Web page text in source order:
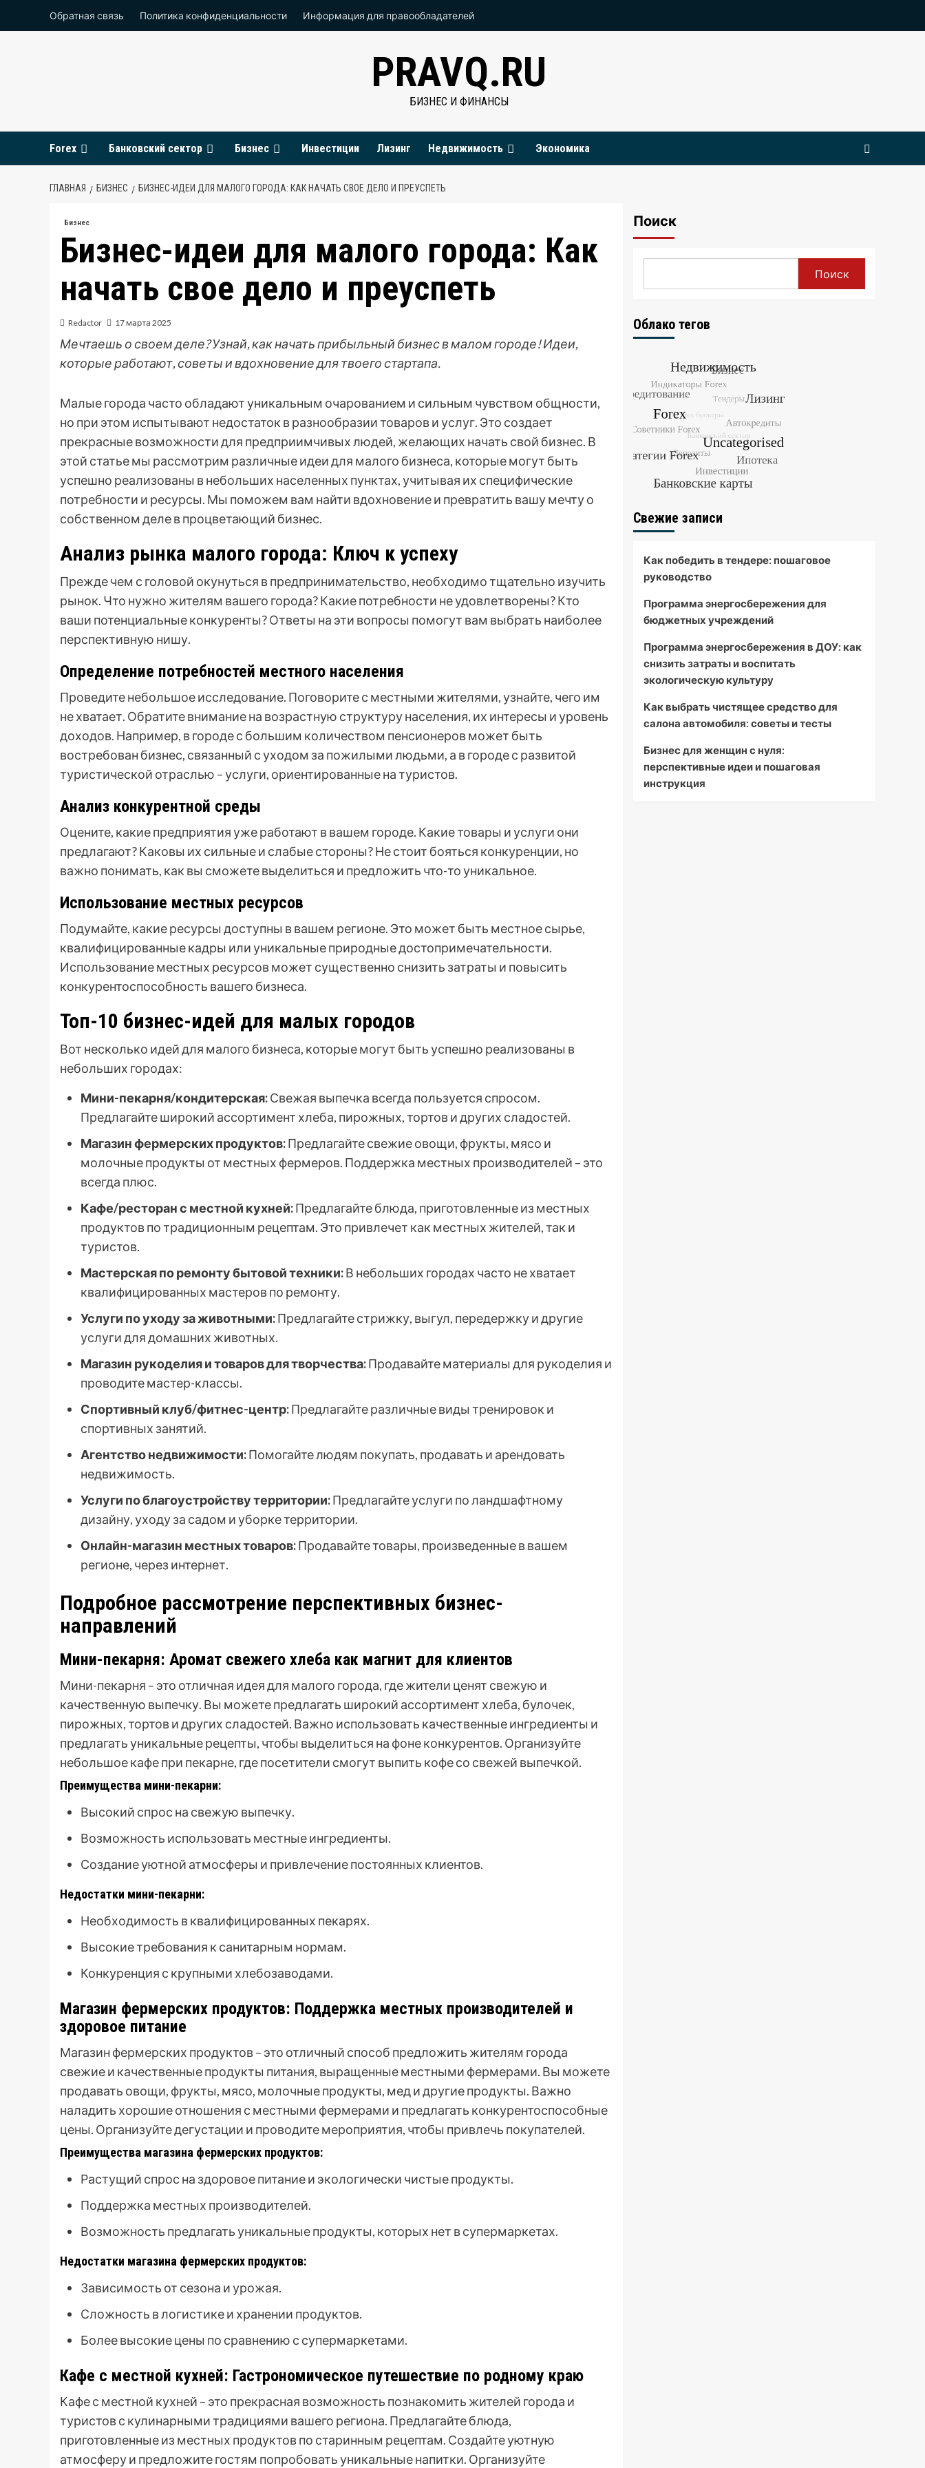
Обратная связь Политика конфиденциальности Информация для правообладателей
PRAVQ.RU
БИЗНЕС И ФИНАНСЫ
Forex Банковский сектор Бизнес Инвестиции Лизинг Недвижимость Экономика
ГЛАВНАЯ БИЗНЕС БИЗНЕС-ИДЕИ ДЛЯ МАЛОГО ГОРОДА: КАК НАЧАТЬ СВОЕ ДЕЛО И ПРЕУСПЕТЬ
Бизнес
Бизнес-идеи для малого города: Как
начать свое дело и преуспеть
Redactor 17 марта 2025
Мечтаешь о своем деле? Узнай, как начать прибыльный бизнес в малом городе! Идеи,
которые работают, советы и вдохновение для твоего стартапа.
Малые города часто обладают уникальным очарованием и сильным чувством общности,
но при этом испытывают недостаток в разнообразии товаров и услуг. Это создает
прекрасные возможности для предприимчивых людей, желающих начать свой бизнес. В
этой статье мы рассмотрим различные идеи для малого бизнеса, которые могут быть
успешно реализованы в небольших населенных пунктах, учитывая их специфические
потребности и ресурсы. Мы поможем вам найти вдохновение и превратить вашу мечту о
собственном деле в процветающий бизнес.
Анализ рынка малого города: Ключ к успеху
Прежде чем с головой окунуться в предпринимательство, необходимо тщательно изучить
рынок. Что нужно жителям вашего города? Какие потребности не удовлетворены? Кто
ваши потенциальные конкуренты? Ответы на эти вопросы помогут вам выбрать наиболее
перспективную нишу.
Определение потребностей местного населения
Проведите небольшое исследование. Поговорите с местными жителями, узнайте, чего им
не хватает. Обратите внимание на возрастную структуру населения, их интересы и уровень
доходов. Например, в городе с большим количеством пенсионеров может быть
востребован бизнес, связанный с уходом за пожилыми людьми, а в городе с развитой
туристической отраслью – услуги, ориентированные на туристов.
Анализ конкурентной среды
Оцените, какие предприятия уже работают в вашем городе. Какие товары и услуги они
предлагают? Каковы их сильные и слабые стороны? Не стоит бояться конкуренции, но
важно понимать, как вы сможете выделиться и предложить что-то уникальное.
Использование местных ресурсов
Подумайте, какие ресурсы доступны в вашем регионе. Это может быть местное сырье,
квалифицированные кадры или уникальные природные достопримечательности.
Использование местных ресурсов может существенно снизить затраты и повысить
конкурентоспособность вашего бизнеса.
Топ-10 бизнес-идей для малых городов
Вот несколько идей для малого бизнеса, которые могут быть успешно реализованы в
небольших городах:
Мини-пекарня/кондитерская:Свежая выпечка всегда пользуется спросом.
Предлагайте широкий ассортимент хлеба, пирожных, тортов и других сладостей.
Магазин фермерских продуктов:Предлагайте свежие овощи, фрукты, мясо и
молочные продукты от местных фермеров. Поддержка местных производителей – это
всегда плюс.
Кафе/ресторан с местной кухней:Предлагайте блюда, приготовленные из местных
продуктов по традиционным рецептам. Это привлечет как местных жителей, так и
туристов.
Мастерская по ремонту бытовой техники:В небольших городах часто не хватает
квалифицированных мастеров по ремонту.
Услуги по уходу за животными:Предлагайте стрижку, выгул, передержку и другие
услуги для домашних животных.
Магазин рукоделия и товаров для творчества:Продавайте материалы для рукоделия и
проводите мастер-классы.
Спортивный клуб/фитнес-центр:Предлагайте различные виды тренировок и
спортивных занятий.
Агентство недвижимости:Помогайте людям покупать, продавать и арендовать
недвижимость.
Услуги по благоустройству территории:Предлагайте услуги по ландшафтному
дизайну, уходу за садом и уборке территории.
Онлайн-магазин местных товаров:Продавайте товары, произведенные в вашем
регионе, через интернет.
Подробное рассмотрение перспективных бизнес-
направлений
Мини-пекарня: Аромат свежего хлеба как магнит для клиентов
Мини-пекарня – это отличная идея для малого города, где жители ценят свежую и
качественную выпечку. Вы можете предлагать широкий ассортимент хлеба, булочек,
пирожных, тортов и других сладостей. Важно использовать качественные ингредиенты и
предлагать уникальные рецепты, чтобы выделиться на фоне конкурентов. Организуйте
небольшое кафе при пекарне, где посетители смогут выпить кофе со свежей выпечкой.
Преимущества мини-пекарни:
Высокий спрос на свежую выпечку.
Возможность использовать местные ингредиенты.
Создание уютной атмосферы и привлечение постоянных клиентов.
Недостатки мини-пекарни:
Необходимость в квалифицированных пекарях.
Высокие требования к санитарным нормам.
Конкуренция с крупными хлебозаводами.
Магазин фермерских продуктов: Поддержка местных производителей и
здоровое питание
Магазин фермерских продуктов – это отличный способ предложить жителям города
свежие и качественные продукты питания, выращенные местными фермерами. Вы можете
продавать овощи, фрукты, мясо, молочные продукты, мед и другие продукты. Важно
наладить хорошие отношения с местными фермерами и предлагать конкурентоспособные
цены. Организуйте дегустации и проводите мероприятия, чтобы привлечь покупателей.
Преимущества магазина фермерских продуктов:
Растущий спрос на здоровое питание и экологически чистые продукты.
Поддержка местных производителей.
Возможность предлагать уникальные продукты, которых нет в супермаркетах.
Недостатки магазина фермерских продуктов:
Зависимость от сезона и урожая.
Сложность в логистике и хранении продуктов.
Более высокие цены по сравнению с супермаркетами.
Кафе с местной кухней: Гастрономическое путешествие по родному краю
Кафе с местной кухней – это прекрасная возможность познакомить жителей города и
туристов с кулинарными традициями вашего региона. Предлагайте блюда,
приготовленные из местных продуктов по старинным рецептам. Создайте уютную
атмосферу и предложите гостям попробовать уникальные напитки. Организуйте
Поиск
Поиск
Облако тегов
Свежие записи
Как победить в тендере: пошаговое
руководство
Программа энергосбережения для
бюджетных учреждений
Программа энергосбережения в ДОУ: как
снизить затраты и воспитать
экологическую культуру
Как выбрать чистящее средство для
салона автомобиля: советы и тесты
Бизнес для женщин с нуля:
перспективные идеи и пошаговая
инструкция